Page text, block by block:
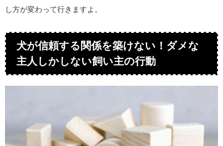
し方が変わって行きますよ。
犬が信頼する関係を築けない！ダメな
主人しかしない飼い主の行動